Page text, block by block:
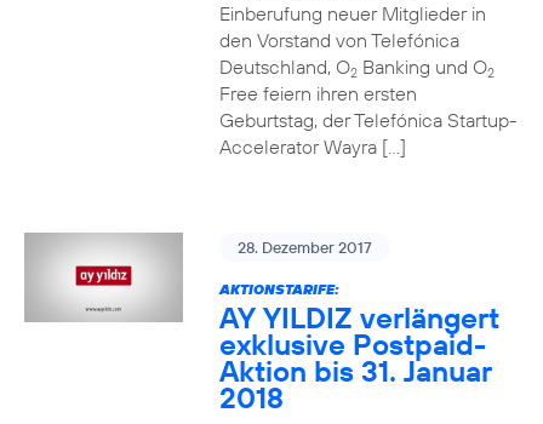
Einberufung neuer Mitglieder in
den Vorstand von Telefónica
Deutschland, O2Banking und O2
Free feiern ihren ersten
Geburtstag, der Telefónica Startup-
Accelerator Wayra […]
28. Dezember 2017
AKTIONSTARIFE:
AY YILDIZ verlängert
exklusive Postpaid-
Aktion bis 31. Januar
2018